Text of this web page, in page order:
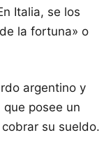
Italia, se los
la fortuna» o
argentino y
posee un
su sueldo.